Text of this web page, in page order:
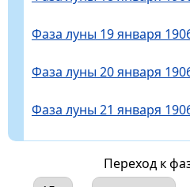
Фаза луны 19 января
Фаза луны 20 января
Фаза луны 21 января
Переход к